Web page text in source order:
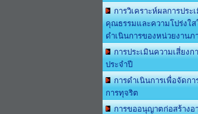
การวิเคราะห์ผลการประ
คุณธรรมและความโปร่งใส
ดำเนินการของหน่วยงานภ
การประเมินความเสี่ยงก
ประจำปี
การดำเนินการเพื่อจัดกา
การทุจริต
การขออนุญาตก่อสร้างอ